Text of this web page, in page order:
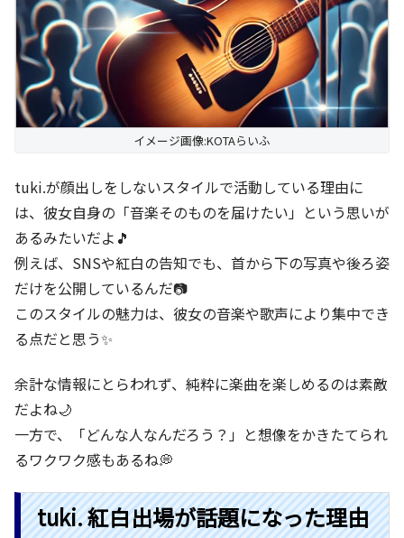
イメージ画像:KOTAらいふ
tuki.が顔出しをしないスタイルで活動している理由に
は、彼女自身の「音楽そのものを届けたい」という思いが
あるみたいだよ🎵
例えば、SNSや紅白の告知でも、首から下の写真や後ろ姿
だけを公開しているんだ📷
このスタイルの魅力は、彼女の音楽や歌声により集中でき
る点だと思う✨
余計な情報にとらわれず、純粋に楽曲を楽しめるのは素敵
だよね🌙
一方で、「どんな人なんだろう？」と想像をかきたてられ
るワクワク感もあるね💭
tuki. 紅白出場が話題になった理由